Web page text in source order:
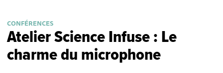
CONFÉRENCES
Atelier Science Infuse : Le
charme du microphone